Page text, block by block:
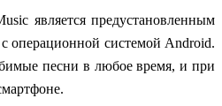
является предустановленным
операционной системой Android.
песни в любое время, и при